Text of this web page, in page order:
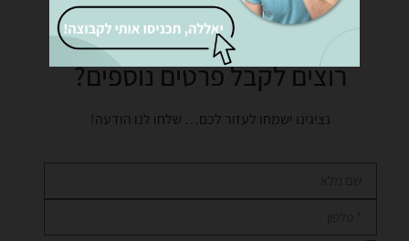
רוצים לקבל פרטים נוספים?
נציגינו ישמחו לעזור לכם… שלחו לנו הודעה!